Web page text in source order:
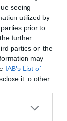
seeing
utilized by
prior to
further
parties on the
may
IAB’s List of
it to other